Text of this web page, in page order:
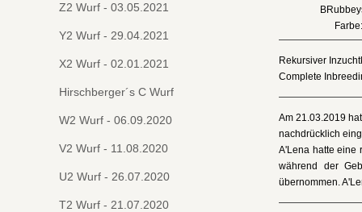
Rekursiver
Complete
Am 21.03.2019
nachdrücklich
A'Lena hatte eine
während der
übernommen.
Z2 Wurf - 03.05.2021
Y2 Wurf - 29.04.2021
X2 Wurf - 02.01.2021
Hirschberger´s C Wurf
W2 Wurf - 06.09.2020
V2 Wurf - 11.08.2020
U2 Wurf - 26.07.2020
T2 Wurf - 21.07.2020